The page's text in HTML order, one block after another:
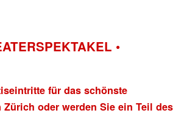
•
für das schönste
Zürich oder werden Sie ein Teil des